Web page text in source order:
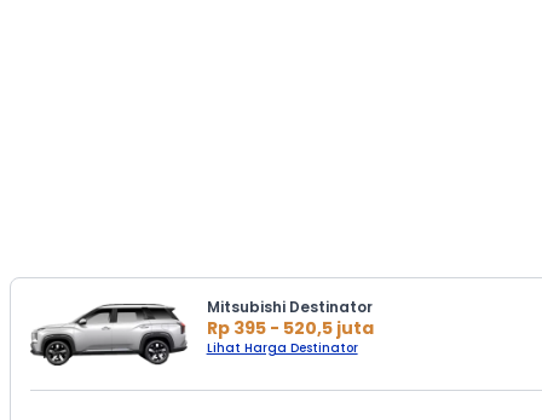
Mitsubishi Destinator
Rp 395 - 520,5 juta
Lihat Harga Destinator